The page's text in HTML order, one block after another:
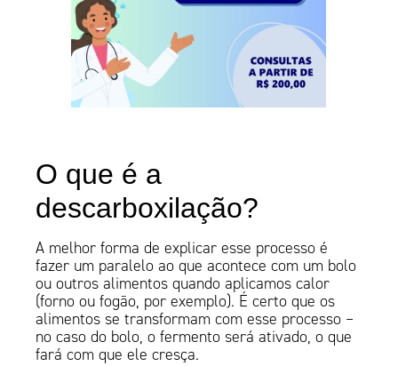
O que é a
descarboxilação?
A melhor forma de explicar esse processo é
fazer um paralelo ao que acontece com um bolo
ou outros alimentos quando aplicamos calor
(forno ou fogão, por exemplo). É certo que os
alimentos se transformam com esse processo –
no caso do bolo, o fermento será ativado, o que
fará com que ele cresça.